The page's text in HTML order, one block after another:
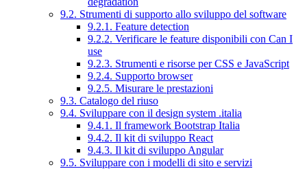
9.2. Strumenti di supporto allo sviluppo del software
9.2.1. Feature detection
9.2.2. Verificare le feature disponibili con Can I
use
9.2.3. Strumenti e risorse per CSS e JavaScript
9.2.4. Supporto browser
9.2.5. Misurare le prestazioni
9.3. Catalogo del riuso
9.4. Sviluppare con il design system .italia
9.4.1. Il framework Bootstrap Italia
9.4.2. Il kit di sviluppo React
9.4.3. Il kit di sviluppo Angular
9.5. Sviluppare con i modelli di sito e servizi